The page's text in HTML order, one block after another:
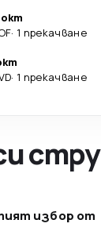
· 1 прекачване
· 1 прекачване
избор от